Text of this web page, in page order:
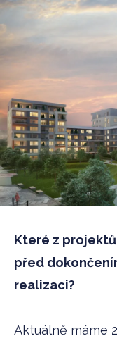
Které z
před
realizaci?
Aktuálně máme